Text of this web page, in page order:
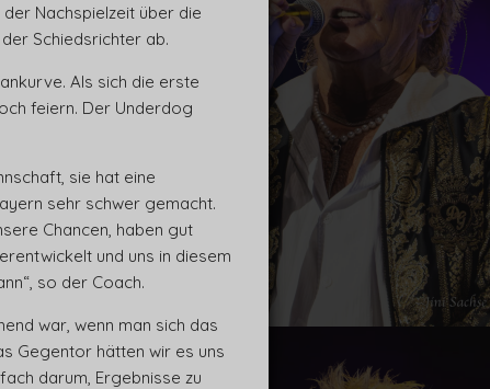
Nachspielzeit über die
Schiedsrichter ab.
Als sich die erste
feiern. Der Underdog
sie hat eine
sehr schwer gemacht.
Chancen, haben gut
und uns in diesem
so der Coach.
war, wenn man sich das
Gegentor hätten wir es uns
darum, Ergebnisse zu